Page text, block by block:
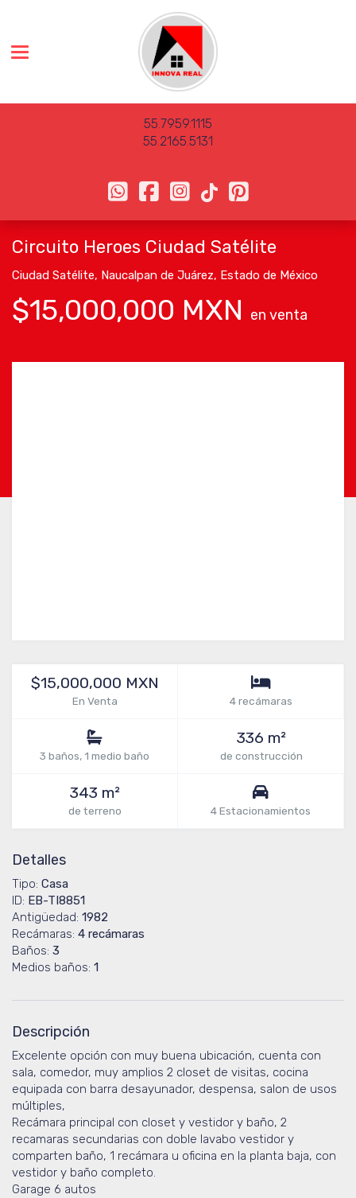
Toggle navigation
55.7959.1115
55.2165.5131
Circuito Heroes Ciudad Satélite
Ciudad Satélite, Naucalpan de Juárez, Estado de México
$15,000,000 MXN en venta
$15,000,000 MXN
En Venta 4 recámaras
3 baños, 1 medio baño
336 m²
de construcción
343 m²
de terreno 4 Estacionamientos
Detalles
Tipo: Casa
ID: EB-TI8851
Antigüedad: 1982
Recámaras: 4 recámaras
Baños: 3
Medios baños: 1
Descripción
Excelente opción con muy buena ubicación, cuenta con
sala, comedor, muy amplios 2 closet de visitas, cocina
equipada con barra desayunador, despensa, salon de usos
múltiples,
Recámara principal con closet y vestidor y baño, 2
recamaras secundarias con doble lavabo vestidor y
comparten baño, 1 recámara u oficina en la planta baja, con
vestidor y baño completo.
Garage 6 autos